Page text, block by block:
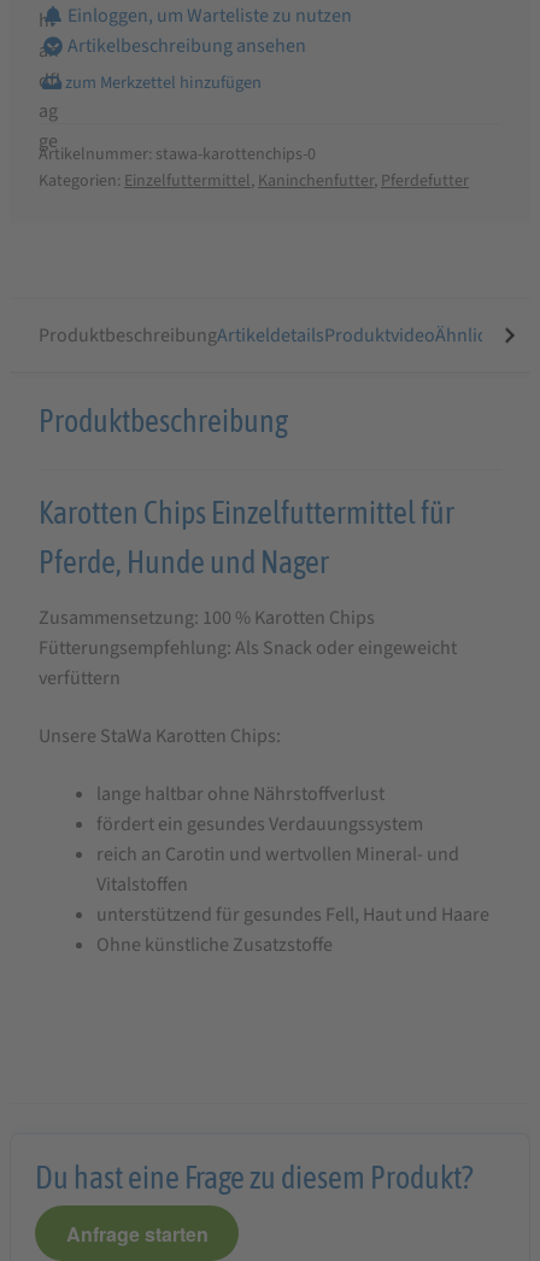
Einloggen, um Warteliste zu nutzen
Artikelbeschreibung ansehen
Artikelnummer: stawa-karottenchips-0
Kategorien: Einzelfuttermittel, Kaninchenfutter, Pferdefutter
ProduktbeschreibungArtikeldetailsProduktvideoÄhnliche
Produktbeschreibung
StaWa
Karotten
Chips
für
Pferde,
Hunde,
Produktbeschreibung
Karotten Chips Einzelfuttermittel für
Pferde, Hunde und Nager
Zusammensetzung: 100 % Karotten Chips
Fütterungsempfehlung: Als Snack oder eingeweicht
verfüttern
Unsere StaWa Karotten Chips:
lange haltbar ohne Nährstoffverlust
fördert ein gesundes Verdauungssystem
reich an Carotin und wertvollen Mineral- und
Vitalstoffen
unterstützend für gesundes Fell, Haut und Haare
Ohne künstliche Zusatzstoffe
Du hast eine Frage zu diesem Produkt?
Anfrage starten